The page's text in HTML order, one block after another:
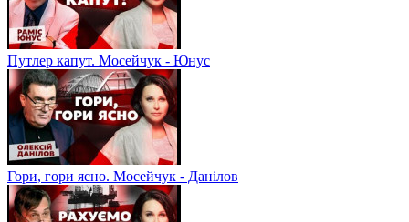
Путлер капут. Мосейчук - Юнус
Гори, гори ясно. Мосейчук - Данілов